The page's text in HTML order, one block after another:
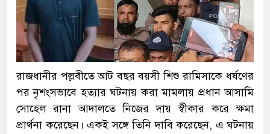
রাজধানীর পল্লবীতে আট বছর বয়সী শিশু রামিসাকে ধর্ষণের
পর নৃশংসভাবে হত্যার ঘটনায় করা মামলায় প্রধান আসামি
সোহেল রানা আদালতে নিজের দায় স্বীকার করে ক্ষমা
প্রার্থনা করেছেন। একই সঙ্গে তিনি দাবি করেছেন, এ ঘটনায়